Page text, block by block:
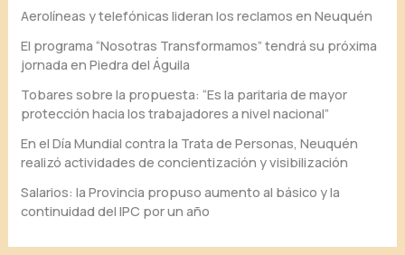
Aerolíneas y telefónicas lideran los reclamos en Neuquén
El programa “Nosotras Transformamos” tendrá su próxima
jornada en Piedra del Águila
Tobares sobre la propuesta: “Es la paritaria de mayor
protección hacia los trabajadores a nivel nacional”
En el Día Mundial contra la Trata de Personas, Neuquén
realizó actividades de concientización y visibilización
Salarios: la Provincia propuso aumento al básico y la
continuidad del IPC por un año